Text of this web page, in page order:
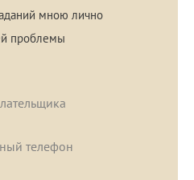
мною лично
проблемы